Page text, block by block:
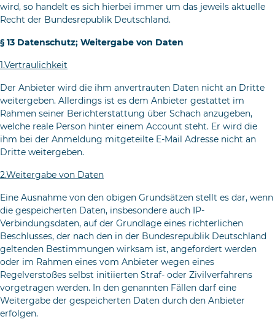
wird, so handelt es sich hierbei immer um das jeweils aktuelle
Recht der Bundesrepublik Deutschland.
§ 13 Datenschutz; Weitergabe von Daten
1.Vertraulichkeit
Der Anbieter wird die ihm anvertrauten Daten nicht an Dritte
wei­tergeben. Allerdings ist es dem Anbieter gestattet im
Rahmen seiner Berichterstattung über Schach anzugeben,
welche reale Person hinter einem Account steht. Er wird die
ihm bei der Anmeldung mitge­teilte E-Mail Adresse nicht an
Dritte weitergeben.
2.Weitergabe von Daten
Eine Ausnahme von den obigen Grundsätzen stellt es dar, wenn
die gespeicherten Daten, insbesondere auch IP-
Verbindungsdaten, auf der Grundlage eines richterlichen
Beschlusses, der nach den in der Bundesrepublik Deutschland
geltenden Bestimmungen wirksam ist, angefordert werden
oder im Rahmen eines vom Anbieter wegen eines
Regelverstoßes selbst initiierten Straf- oder Zivilverfahrens
vorgetragen werden. In den genannten Fällen darf eine
Weitergabe der gespeicherten Daten durch den Anbieter
erfolgen.